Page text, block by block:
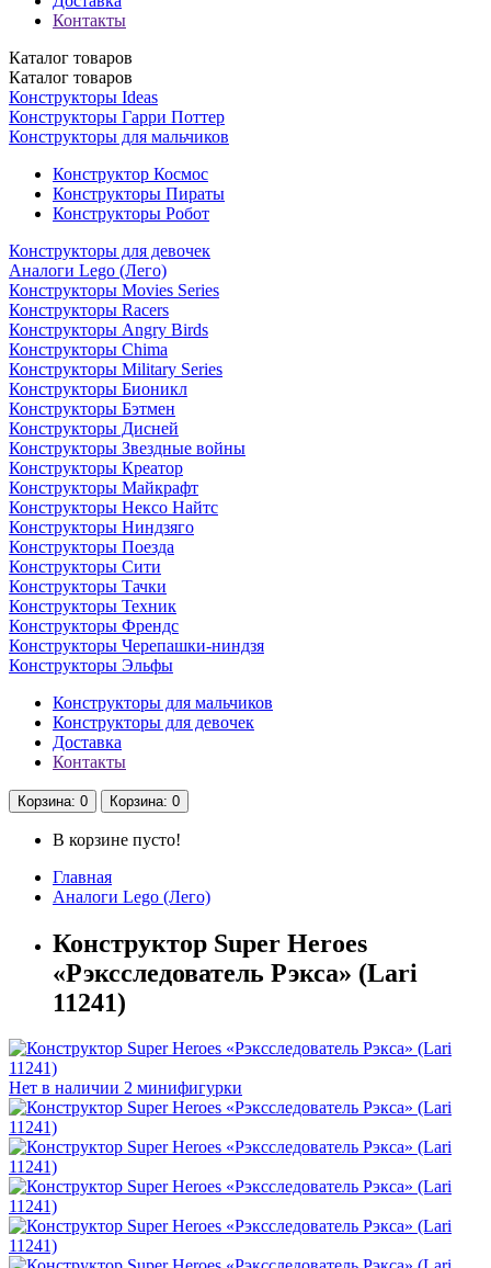
Контакты
Каталог товаров
Каталог товаров
Конструкторы Ideas
Конструкторы Гарри Поттер
Конструкторы для мальчиков
Конструктор Космос
Конструкторы Пираты
Конструкторы Робот
Конструкторы для девочек
Аналоги Lego (Лего)
Конструкторы Movies Series
Конструкторы Racers
Конструкторы Angry Birds
Конструкторы Chima
Конструкторы Military Series
Конструкторы Бионикл
Конструкторы Бэтмен
Конструкторы Дисней
Конструкторы Звездные войны
Конструкторы Креатор
Конструкторы Майкрафт
Конструкторы Нексо Найтс
Конструкторы Ниндзяго
Конструкторы Поезда
Конструкторы Сити
Конструкторы Тачки
Конструкторы Техник
Конструкторы Френдс
Конструкторы Черепашки-ниндзя
Конструкторы Эльфы
Конструкторы для мальчиков
Конструкторы для девочек
Доставка
Контакты
Корзина: 0 Корзина: 0
В корзине пусто!
Главная
Аналоги Lego (Лего)
Конструктор Super Heroes
«Рэксследователь Рэкса» (Lari
11241)
Нет в наличии 2 минифигурки